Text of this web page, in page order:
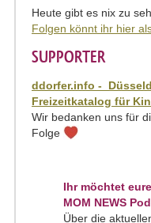
Heute gibt es nix zu
Folgen könnt ihr hier
SUPPORTER
ddorfer.info -
Freizeitkatalog für
Wir bedanken uns für
Folge
Ihr möchtet
MOM NEWS
Über die